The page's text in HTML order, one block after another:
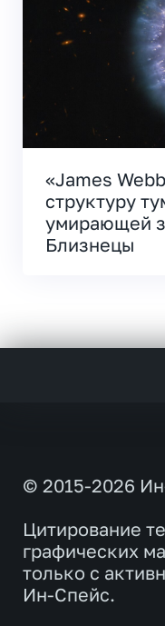
«James
структуру
умирающей
Близнецы
© 2015-2026
Цитирование
графических
только с
Ин-Спейс.